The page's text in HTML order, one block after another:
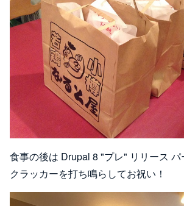
食事の後は Drupal 8 "プレ" リリース
クラッカーを打ち鳴らしてお祝い！